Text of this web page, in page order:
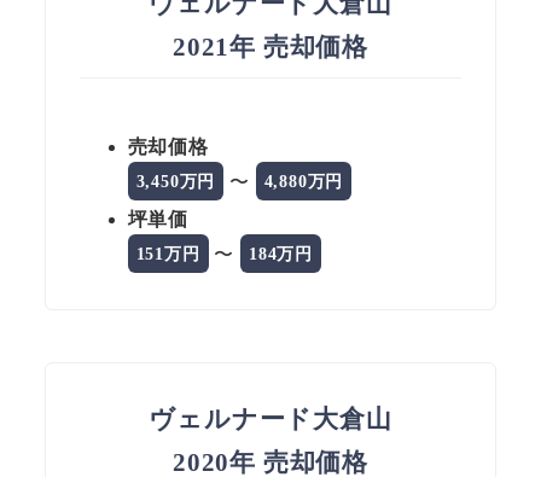
2021年 売却価格
売却価格
3,450万円 〜 4,880万円
坪単価
151万円 〜 184万円
ヴェルナード大倉山
2020年 売却価格